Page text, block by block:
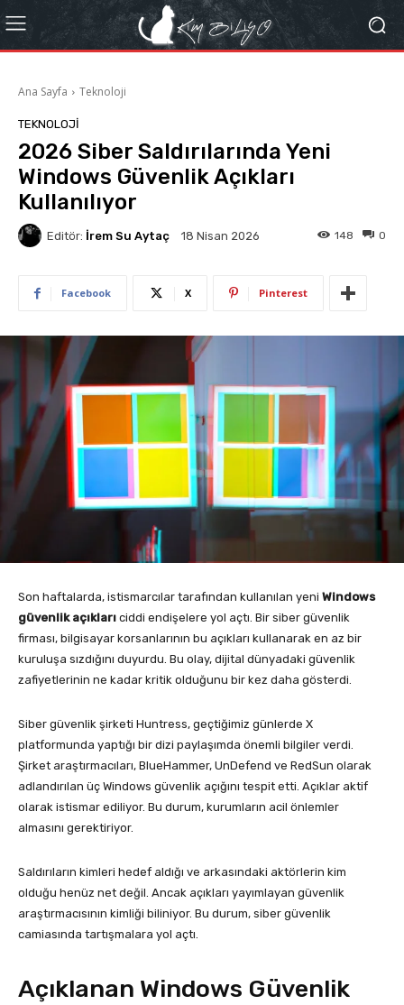
Ana Sayfa Teknoloji
TEKNOLOJI
2026 Siber Saldırılarında Yeni
Windows Güvenlik Açıkları
Kullanılıyor
Editör: İrem Su Aytaç 18 Nisan 2026 0
148
Facebook X Pinterest
Son haftalarda, istismarcılar tarafından kullanılan yeni Windows
güvenlik açıkları ciddi endişelere yol açtı. Bir siber güvenlik
firması, bilgisayar korsanlarının bu açıkları kullanarak en az bir
kuruluşa sızdığını duyurdu. Bu olay, dijital dünyadaki güvenlik
zafiyetlerinin ne kadar kritik olduğunu bir kez daha gösterdi.
Siber güvenlik şirketi Huntress, geçtiğimiz günlerde X
platformunda yaptığı bir dizi paylaşımda önemli bilgiler verdi.
Şirket araştırmacıları, BlueHammer, UnDefend ve RedSun olarak
adlandırılan üç Windows güvenlik açığını tespit etti. Açıklar aktif
olarak istismar ediliyor. Bu durum, kurumların acil önlemler
almasını gerektiriyor.
Saldırıların kimleri hedef aldığı ve arkasındaki aktörlerin kim
olduğu henüz net değil. Ancak açıkları yayımlayan güvenlik
araştırmacısının kimliği biliniyor. Bu durum, siber güvenlik
camiasında tartışmalara yol açtı.
Açıklanan Windows Güvenlik